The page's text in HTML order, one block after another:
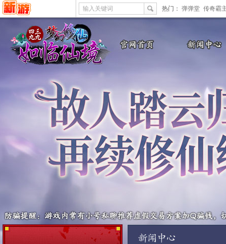
输入关键词 热门： 弹弹堂 传奇霸